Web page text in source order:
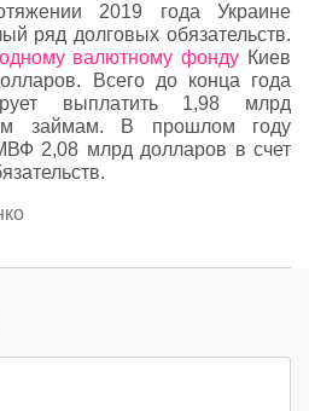
2019 года Украине
ряд долговых обязательств.
валютному фонду Киев
Всего до конца года
выплатить 1,98 млрд
займам. В прошлом году
2,08 млрд долларов в счет